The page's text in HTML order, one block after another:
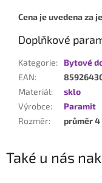
Cena je uvedena za
Doplňkové
Kategorie:
Bytové
EAN:
Materiál:
sklo
Výrobce:
Paramit
Rozměr: průměr 4
Také u nás